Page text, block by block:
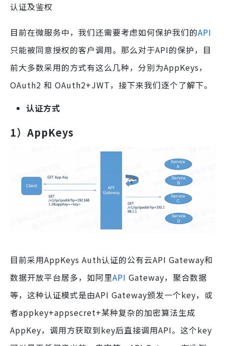
认证及鉴权
目前在微服务中，我们还需要考虑如何保护我们的API
只能被同意授权的客户调用。那么对于API的保护，目
前大多数采用的方式有这么几种，分别为AppKeys，
OAuth2 和 OAuth2+JWT，接下来我们逐个了解下。
认证方式
1）AppKeys
目前采用AppKeys Auth认证的公有云API Gateway和
数据开放平台居多，如阿里API Gateway，聚合数据
等，这种认证模式是由API Gateway颁发一个key，或
者appkey+appsecret+某种复杂的加密算法生成
AppKey，调用方获取到key后直接调用API。这个key